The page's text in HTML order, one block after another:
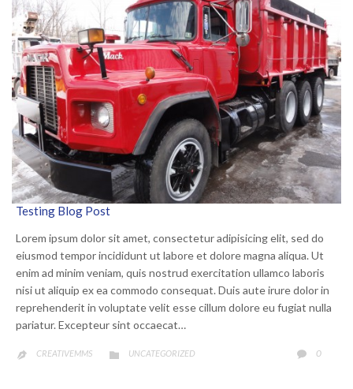
Testing Blog Post
Lorem ipsum dolor sit amet, consectetur adipisicing elit, sed do
eiusmod tempor incididunt ut labore et dolore magna aliqua. Ut
enim ad minim veniam, quis nostrud exercitation ullamco laboris
nisi ut aliquip ex ea commodo consequat. Duis aute irure dolor in
reprehenderit in voluptate velit esse cillum dolore eu fugiat nulla
pariatur. Excepteur sint occaecat…
 CREATIVEMMS  CATEGORY
UNCATEGORIZED  0